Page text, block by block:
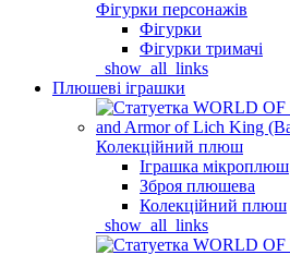
Фігурки персонажів
Фігурки
Фігурки тримачі
_show_all_links
Плюшеві іграшки
Колекційний плюш
Іграшка мікроплюш
Зброя плюшева
Колекційний плюш
_show_all_links